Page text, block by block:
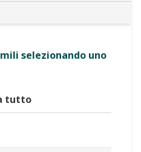
selezionando uno
tutto